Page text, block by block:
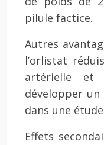
pilule factice.
Autres
l’orlistat
artérielle et
développer
dans une
Effets